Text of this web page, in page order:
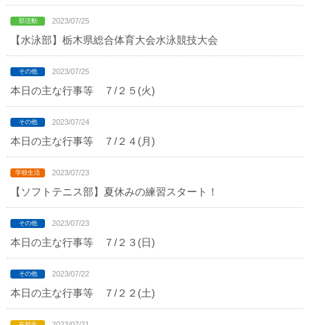
2023/07/25
【水泳部】栃木県総合体育大会水泳競技大会
2023/07/25
本日の主な行事等 ７/２５(火)
2023/07/24
本日の主な行事等 ７/２４(月)
2023/07/23
【ソフトテニス部】夏休みの練習スタート！
2023/07/23
本日の主な行事等 ７/２３(日)
2023/07/22
本日の主な行事等 ７/２２(土)